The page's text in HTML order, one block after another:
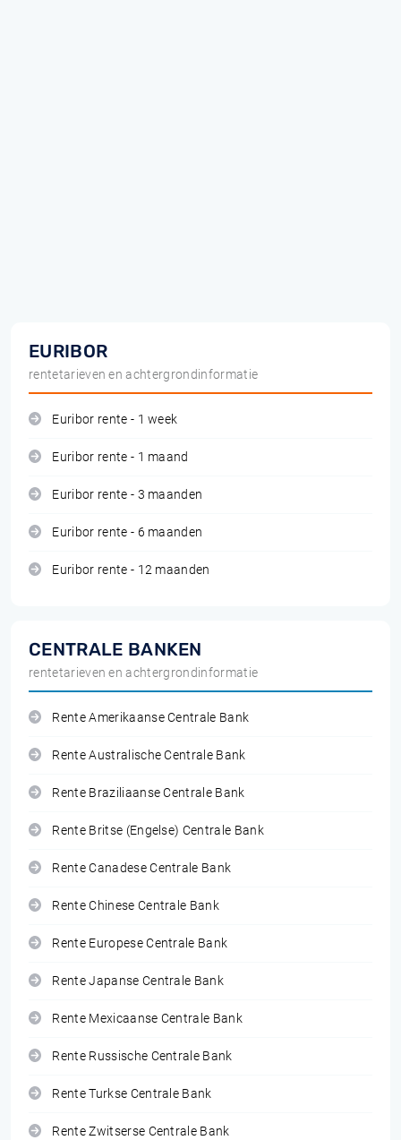
EURIBOR
rentetarieven en achtergrondinformatie
Euribor rente - 1 week
Euribor rente - 1 maand
Euribor rente - 3 maanden
Euribor rente - 6 maanden
Euribor rente - 12 maanden
CENTRALE BANKEN
rentetarieven en achtergrondinformatie
Rente Amerikaanse Centrale Bank
Rente Australische Centrale Bank
Rente Braziliaanse Centrale Bank
Rente Britse (Engelse) Centrale Bank
Rente Canadese Centrale Bank
Rente Chinese Centrale Bank
Rente Europese Centrale Bank
Rente Japanse Centrale Bank
Rente Mexicaanse Centrale Bank
Rente Russische Centrale Bank
Rente Turkse Centrale Bank
Rente Zwitserse Centrale Bank